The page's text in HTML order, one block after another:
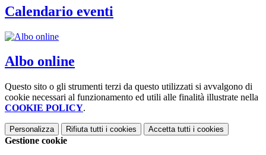
Calendario eventi
Albo online
Questo sito o gli strumenti terzi da questo utilizzati si avvalgono di
cookie necessari al funzionamento ed utili alle finalità illustrate nella
COOKIE POLICY.
Personalizza Rifiuta tutti i cookies Accetta tutti i cookies
Gestione cookie